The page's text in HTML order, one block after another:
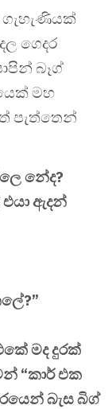
ගෙදර
බෑග්
මහ
පැත්තෙන්
නේද?
ඇදන්
මද දුරක්
“කාර් එක
බැස බිග්